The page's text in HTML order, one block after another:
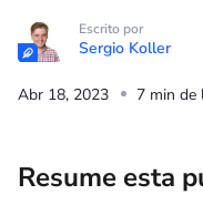
Escrito por
Sergio Koller
Abr 18, 2023 7 min de
Resume esta